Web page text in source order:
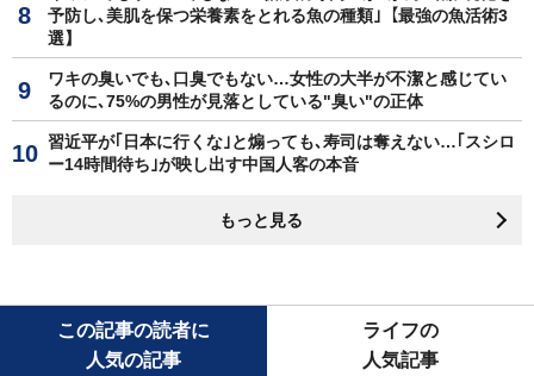
予防し､美肌を保つ栄養素をとれる魚の種類｣【最強の魚活術3
選】
ワキの臭いでも､口臭でもない…女性の大半が不潔と感じてい
るのに､75%の男性が見落としている"臭い"の正体
習近平が｢日本に行くな｣と煽っても､寿司は奪えない…｢スシロ
ー14時間待ち｣が映し出す中国人客の本音
もっと見る
この記事の読者に
人気の記事
ライフの
人気記事